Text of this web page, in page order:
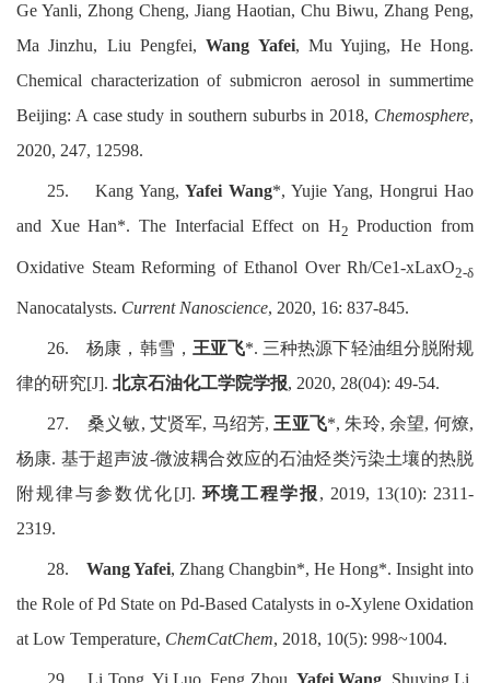
Ge Yanli, Zhong Cheng, Jiang Haotian, Chu Biwu, Zhang Peng,
Ma Jinzhu, Liu Pengfei,Wang Yafei, Mu Yujing, He Hong.
Chemical characterization of submicron aerosol in summertime
Beijing: A case study in southern suburbs in 2018, Chemosphere,
2020, 247, 12598.
25. Kang Yang,Yafei Wang*, Yujie Yang, Hongrui Hao
and Xue Han*. The Interfacial Effect on H2 Production from
Oxidative Steam Reforming of Ethanol Over Rh/Ce1-xLaxO2-δ
Nanocatalysts. Current Nanoscience, 2020, 16: 837-845.
26. 杨康，韩雪， 王亚飞*. 三种热源下轻油组分脱附规
律的研究[J]. 北京石油化工学院学报, 2020, 28(04): 49-54.
27. 桑义敏, 艾贤军, 马绍芳, 王亚飞*,朱玲,余望, 何燎,
杨康. 基于超声波-微波耦合效应的石油烃类污染土壤的热脱
附规律与参数优化[J]. 环境工程学报 , 2019, 13(10): 2311-
2319.
28. Wang Yafei, Zhang Changbin*, He Hong*. Insight into
the Role of Pd State on Pd-Based Catalysts in o-Xylene Oxidation
at Low Temperature, ChemCatChem, 2018, 10(5): 998~1004.
29. Li Tong, Yi Luo, Feng Zhou,Yafei Wang , Shuying Li,